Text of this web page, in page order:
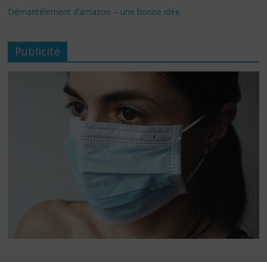
Démantèlement d’amazon – une bonne idée
Publicité